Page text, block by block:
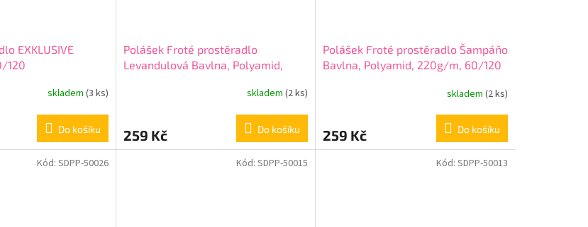
EXKLUSIVE
120
skladem (3 ks)
Do košíku
Polášek Froté prostěradlo
Levandulová Bavlna, Polyamid,
skladem (2 ks)
259 Kč Do košíku
Polášek Froté prostěradlo Šampáňo
Bavlna, Polyamid, 220g/m, 60/120
skladem (2 ks)
259 Kč Do košíku
Kód: SDPP-50026 Kód: SDPP-50015 Kód: SDPP-50013